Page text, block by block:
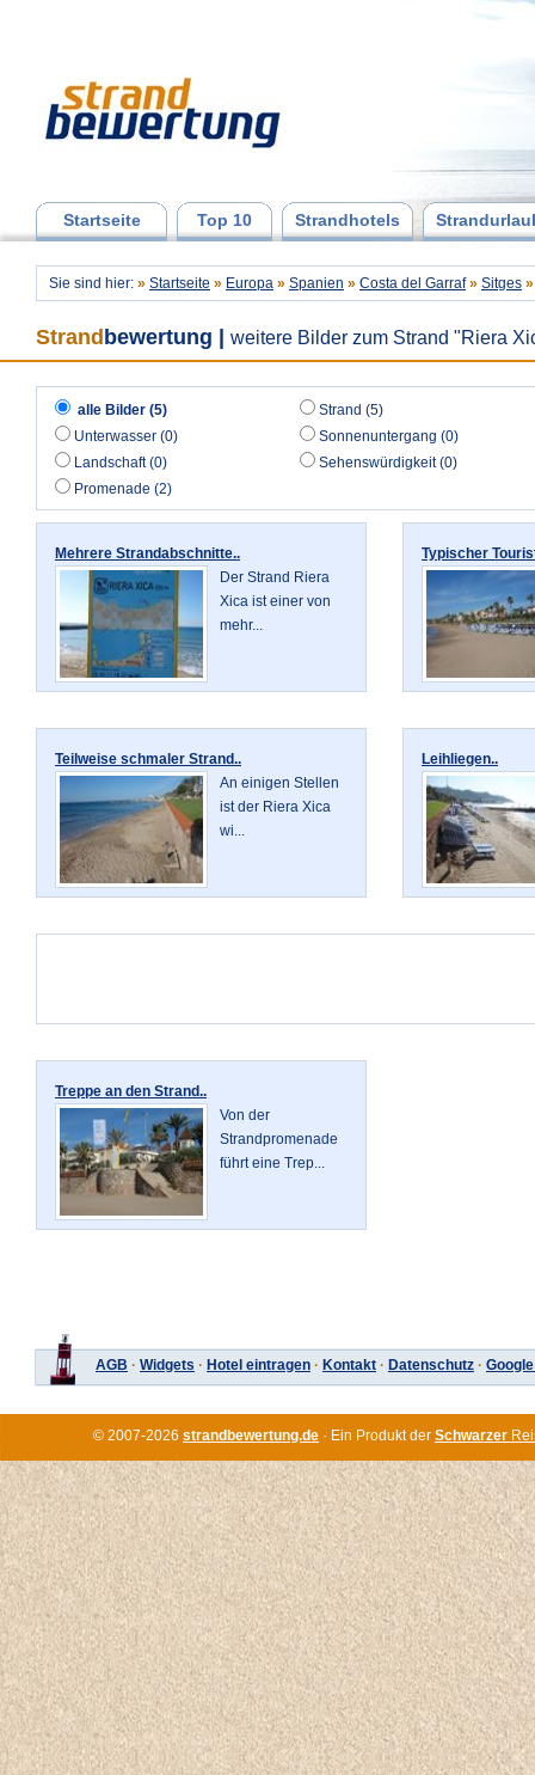
Startseite Top 10 Strandhotels
Sie sind hier: » Startseite » Europa » Spanien » Costa del Garraf » Sitges »
Strand bewertung weitere Bilder zum Strand "Riera
alle Bilder (5)
Strand (5)
Unterwasser (0)
Sonnenuntergang (0)
Landschaft (0)
Sehenswürdigkeit (0)
Promenade (2)
Mehrere Strandabschnitte..
Der Strand Riera
Xica ist einer von
mehr...
Typischer
Teilweise schmaler Strand..
An einigen Stellen
ist der Riera Xica
wi...
Leihliegen..
Treppe an den Strand..
Von der
Strandpromenade
führt eine Trep...
AGB · Widgets · Hotel eintragen · Kontakt · Datenschutz ·
© 2007-2026 strandbewertung.de · Ein Produkt der Schwarzer